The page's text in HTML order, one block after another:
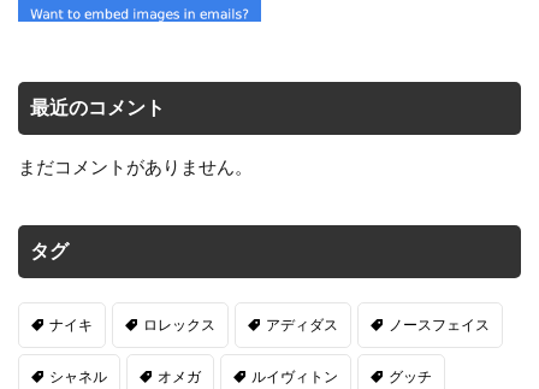
最近のコメント
まだコメントがありません。
タグ
ナイキ ロレックス アディダス ノースフェイス
シャネル オメガ ルイヴィトン グッチ